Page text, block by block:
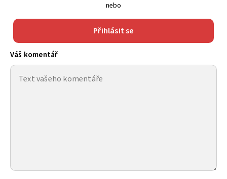
nebo
Přihlásit se
Váš komentář